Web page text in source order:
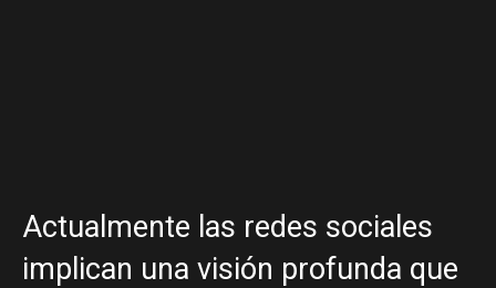
Actualmente las redes sociales
implican una visión profunda que